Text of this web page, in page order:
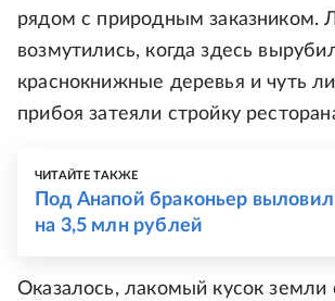
рядом с природным заказником.
возмутились, когда здесь
краснокнижные деревья и чуть
прибоя затеяли стройку
ЧИТАЙТЕ ТАКЖЕ
Под Анапой браконьер
на 3,5 млн рублей
Оказалось, лакомый кусок